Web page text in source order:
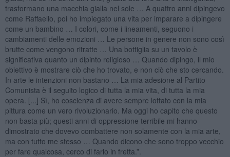
trasformano una macchia gialla nel sole … A quattro anni dipingevo
come Raffaello, poi ho impiegato una vita per imparare a dipingere
come un bambino … I colori, come i lineamenti, seguono i
cambiamenti delle emozioni … Le persone in genere non sono così
brutte come vengono ritratte … Una bottiglia su un tavolo è
significativa quanto un dipinto religioso … Quando dipingo, il mio
obiettivo è mostrare ciò che ho trovato, e non ciò che sto cercando.
In arte le intenzioni non bastano … La mia adesione al Partito
Comunista è il seguito logico di tutta la mia vita, di tutta la mia
opera. [...] Sì, ho coscienza di avere sempre lottato con la mia
pittura come un vero rivoluzionario. Ma oggi ho capito che questo
non basta più; questi anni di oppressione terribile mi hanno
dimostrato che dovevo combattere non solamente con la mia arte,
ma con tutto me stesso … Quando dicono che sono troppo vecchio
per fare qualcosa, cerco di farlo in fretta.”.